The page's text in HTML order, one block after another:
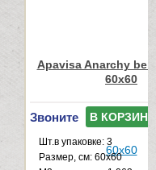
Apavisa Anarchy
60x60
Звоните В КОРЗИНУ
Шт.в упаковке: 3
Размер, см: 60x60